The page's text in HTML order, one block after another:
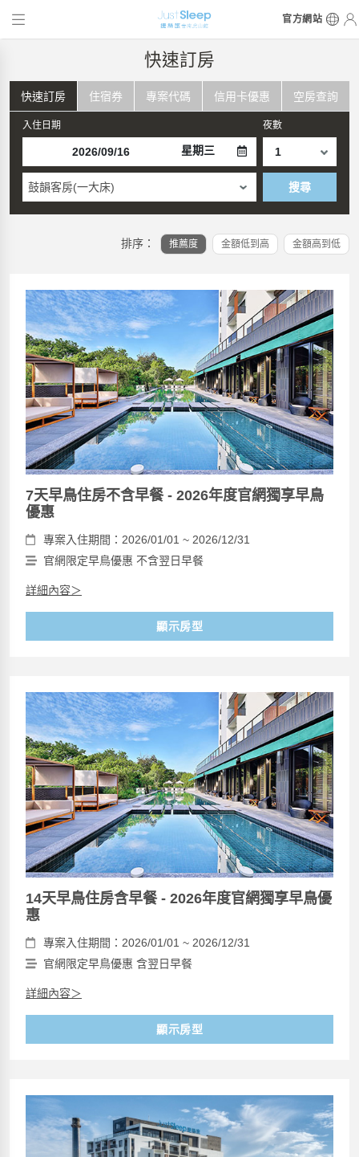
官方網站
快速訂房
快速訂房 住宿券 專案代碼 信用卡優惠 空房查詢
入住日期
星期三
夜數
鼓韻客房(一大床) 搜尋
排序： 推薦度 金額低到高 金額高到低
7天早鳥住房不含早餐 - 2026年度官網獨享早鳥
優惠
專案入住期間：2026/01/01 ~ 2026/12/31
官網限定早鳥優惠 不含翌日早餐
詳細內容＞
顯示房型
14天早鳥住房含早餐 - 2026年度官網獨享早鳥優
惠
專案入住期間：2026/01/01 ~ 2026/12/31
官網限定早鳥優惠 含翌日早餐
詳細內容＞
顯示房型